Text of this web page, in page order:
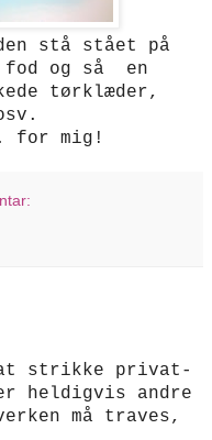
stå stået på
og så en
tørklæder,
for mig!
strikke privat-
heldigvis andre
må traves,